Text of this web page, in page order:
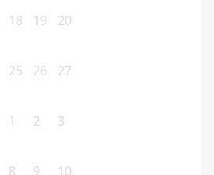
18 19 20
25 26 27
1 2 3
8 9 10